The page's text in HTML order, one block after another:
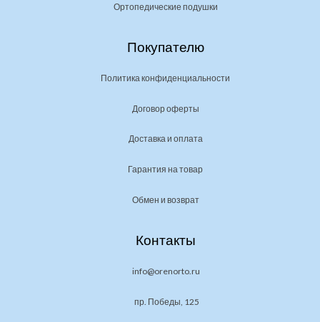
Ортопедические подушки
Покупателю
Политика конфиденциальности
Договор оферты
Доставка и оплата
Гарантия на товар
Обмен и возврат
Контакты
info@orenorto.ru
пр. Победы, 125